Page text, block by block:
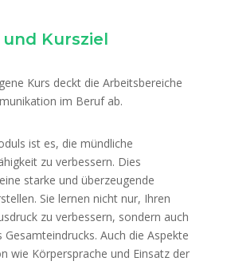
Kursziel
Kurs deckt die Arbeitsbereiche
im Beruf ab.
ist es, die mündliche
zu verbessern. Dies
starke und überzeugende
Sie lernen nicht nur, Ihren
zu verbessern, sondern auch
Gesamteindrucks. Auch die Aspekte
wie Körpersprache und Einsatz der